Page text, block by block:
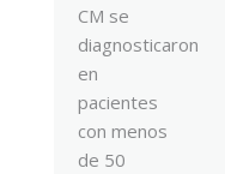
CM se
diagnosticaron
en
pacientes
con menos
de 50